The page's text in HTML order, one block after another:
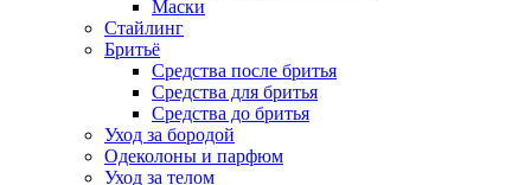
Маски
Стайлинг
Бритьё
Средства после бритья
Средства для бритья
Средства до бритья
Уход за бородой
Одеколоны и парфюм
Уход за телом